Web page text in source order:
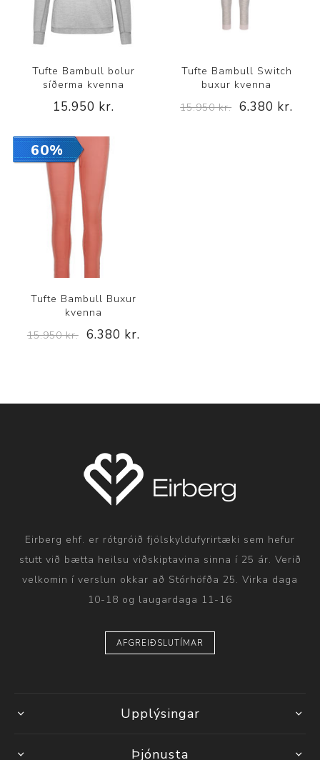
Tufte Bambull bolur
síðerma kvenna
15.950 kr.
Tufte Bambull Switch
buxur kvenna
15.950 kr. 6.380 kr.
60%
Tufte Bambull Buxur
kvenna
15.950 kr. 6.380 kr.
Eirberg ehf. er rótgróið fjölskyldufyrirtæki sem hefur
stutt við bætta heilsu viðskiptavina sinna í 25 ár. Verið
velkomin í verslun okkar að Stórhöfða 25. Virka daga
10-18 og laugardaga 11-16
AFGREIÐSLUTÍMAR
Upplýsingar
Þjónusta